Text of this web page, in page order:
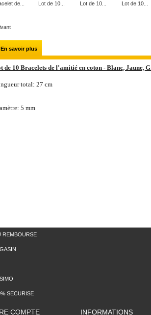
de... Lot de 10... Lot de 10... Lot de 10...
En savoir plus
de 10 Bracelets de l'amitié en coton - Blanc, Jaune,
total: 27 cm
5 mm
REMBOURSE
SECURISE
COMPTE INFORMATIONS